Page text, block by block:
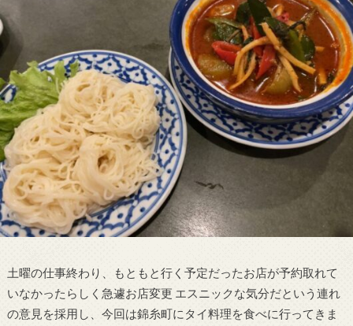
土曜の仕事終わり、もともと行く予定だったお店が予約取れて
いなかったらしく急遽お店変更 エスニックな気分だという連れ
の意見を採用し、今回は錦糸町にタイ料理を食べに行ってきま